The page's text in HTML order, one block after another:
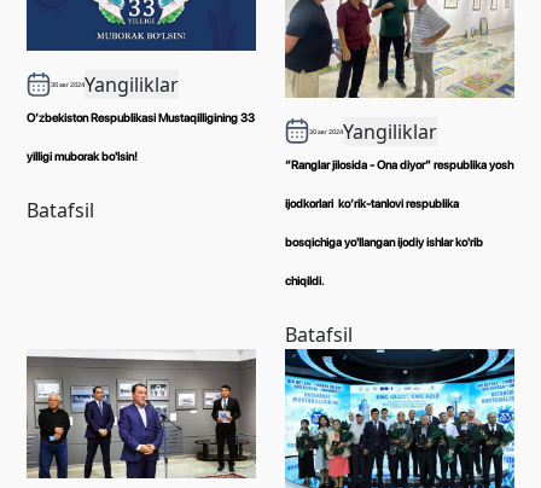
30 авг 2024Yangiliklar
O‘zbekiston Respublikasi Mustaqilligining 33
yilligi muborak bo'lsin!
Batafsil
30 авг 2024Yangiliklar
“Ranglar jilosida - Ona diyor” respublika yosh
ijodkorlari ko‘rik-tanlovi respublika
bosqichiga yo'llangan ijodiy ishlar ko'rib
chiqildi.
Batafsil